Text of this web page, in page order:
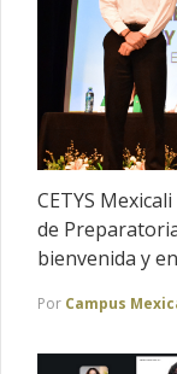
CETYS
de
bienvenida y
Por Campus